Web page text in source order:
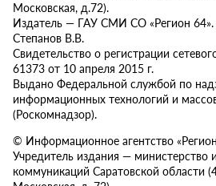
Московская, д.72).
Издатель — ГАУ СМИ СО «Регион 64».
Степанов В.В.
Свидетельство о регистрации
61373 от 10 апреля 2015 г.
Выдано Федеральной службой по
информационных технологий и
(Роскомнадзор).
© Информационное агентство
Учредитель издания —
коммуникаций Саратовской области